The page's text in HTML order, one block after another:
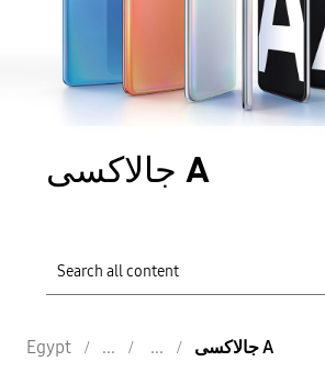
جالاكسى A
Egypt جالاكسى A